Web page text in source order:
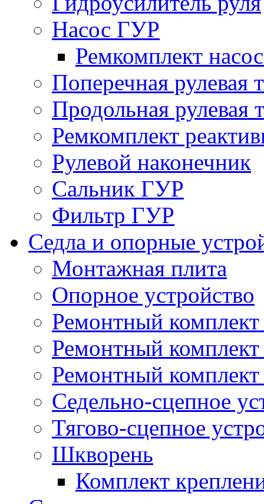
Насос ГУР
Ремкомплект
Поперечная рулевая
Продольная рулевая
Ремкомплект
Рулевой наконечник
Сальник ГУР
Фильтр ГУР
Седла и опорные
Монтажная плита
Опорное устройство
Ремонтный комплект
Ремонтный
Ремонтный комплект
Седельно-сцепное
Тягово-сцепное
Шкворень
Комплект